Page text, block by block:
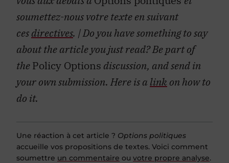
soumettez-nous votre texte en suivant
cesdirectives. | Do you have something to say
about the article you just read? Be part of
thePolicy Options discussion, and send in
your own submission. Here is alink on how to
do it.
Une réaction à cet article ? Options politiques
accueille vos propositions de textes. Voici comment
soumettre un commentaire ou votre propre analyse.